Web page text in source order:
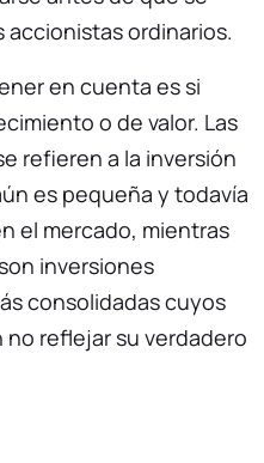
ordinarios.
en cuenta es si
o de valor. Las
refieren a la inversión
es pequeña y todavía
el mercado, mientras
inversiones
consolidadas cuyos
reflejar su verdadero